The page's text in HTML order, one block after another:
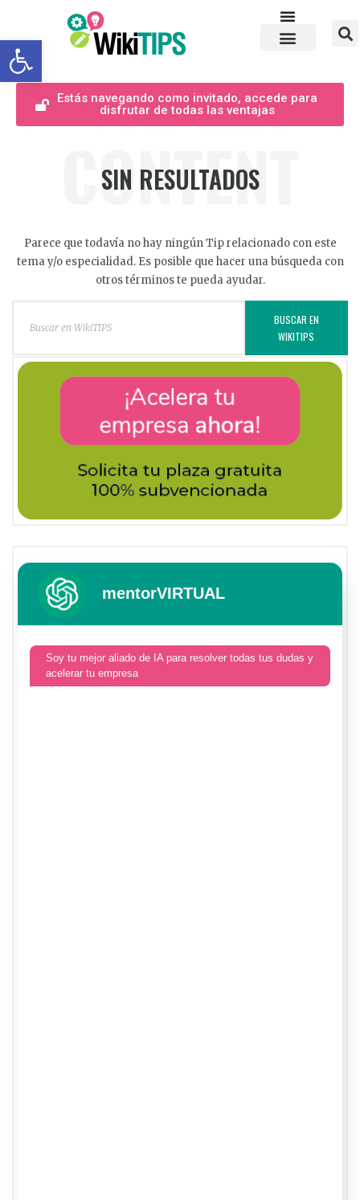
Abrir barra de herramientas
Estás navegando como invitado, accede para
disfrutar de todas las ventajas
CONTENT
SIN RESULTADOS
Parece que todavía no hay ningún Tip relacionado con este
tema y/o especialidad. Es posible que hacer una búsqueda con
otros términos te pueda ayudar.
BUSCAR EN
WIKITIPS
mentorVIRTUAL
Soy tu mejor aliado de IA para resolver todas tus dudas y
acelerar tu empresa